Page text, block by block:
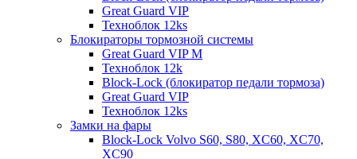
Great Guard VIP
Техноблок 12ks
Блокираторы тормозной системы
Great Guard VIP M
Техноблок 12k
Block-Lock (блокиратор педали тормоза)
Great Guard VIP
Техноблок 12ks
Замки на фары
Block-Lock Volvo S60, S80, XC60, XC70,
XC90